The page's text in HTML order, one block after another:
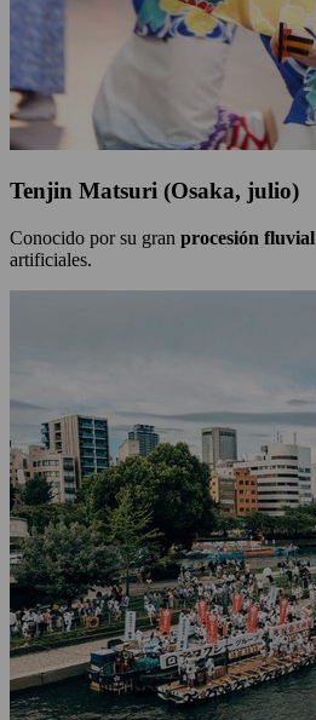
Tenjin Matsuri (Osaka, julio)
Conocido por su gran procesión fluvial
artificiales.